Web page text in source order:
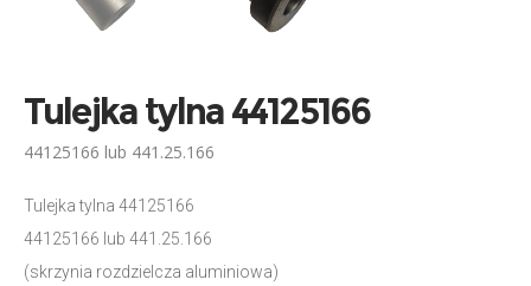
Tulejka tylna 44125166
44125166 lub 441.25.166
Tulejka tylna 44125166
44125166 lub 441.25.166
(skrzynia rozdzielcza aluminiowa)